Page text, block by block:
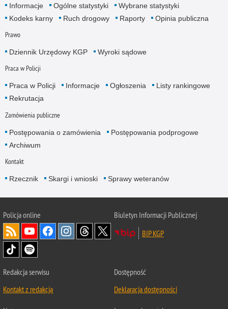
Informacje Ogólne statystyki
Wybrane statystyki
Kodeks karny
Ruch drogowy Raporty Opinia publiczna
Prawo
Dziennik Urzędowy KGP Wyroki sądowe
Praca w Policji
Praca w Policji Informacje Ogłoszenia
Listy rankingowe
Rekrutacja
Zamówienia publiczne
Postępowania o zamówienia
Postępowania podprogowe
Archiwum
Kontakt
Rzecznik Skargi i wnioski Sprawy weteranów
Policjaonline
Biuletyn Informacji Publicznej
BIP KGP
Redakcja serwisu
Kontakt z redakcją
Dostępność
Deklaracja dostępności